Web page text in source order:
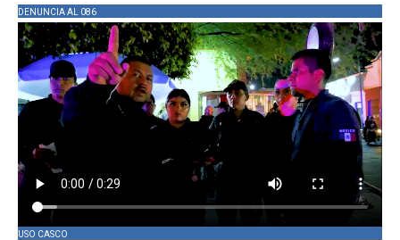
DENUNCIA AL 086
USO CASCO